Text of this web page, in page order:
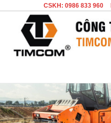
CSKH: 0986 833 960